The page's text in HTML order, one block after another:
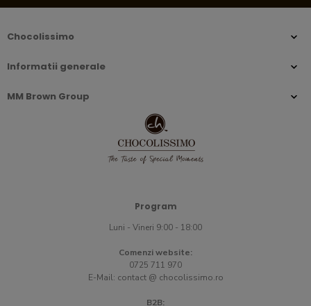
Chocolissimo
Informatii generale
MM Brown Group
Program
Luni - Vineri 9:00 - 18:00
Comenzi website:
0725 711 970
E-Mail: contact @ chocolissimo.ro
B2B: